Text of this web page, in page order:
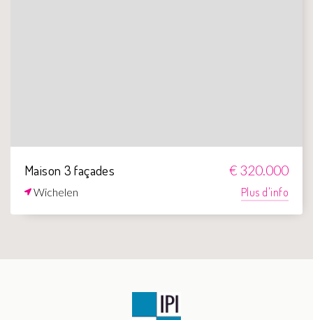
Maison 3 façades € 320.000
Wichelen Plus d'info